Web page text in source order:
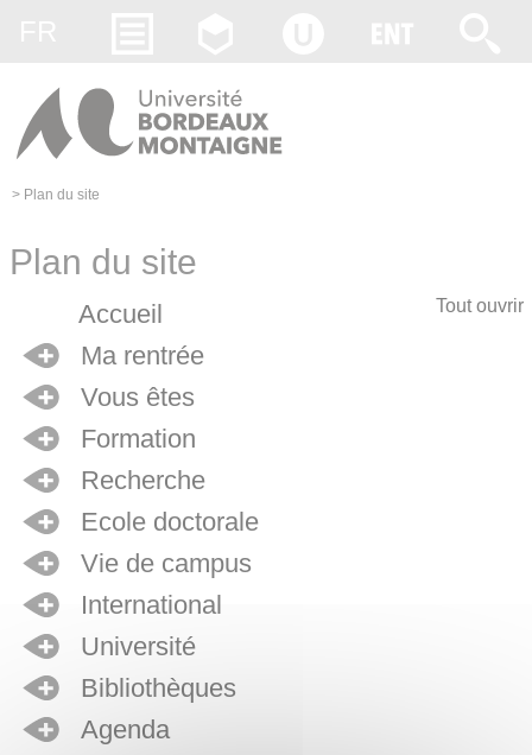
> Plan du site
Plan du site
Tout ouvrir
Accueil
Ma rentrée
Vous êtes
Formation
Recherche
Ecole doctorale
Vie de campus
International
Université
Bibliothèques
Agenda